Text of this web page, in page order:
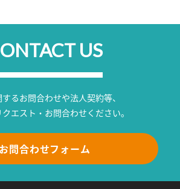
US
るお問合わせや法人契約等、
エスト・お問合わせください。
お問合わせフォーム